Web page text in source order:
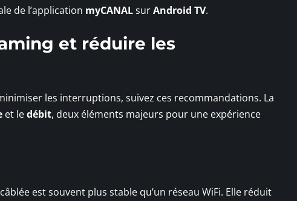
de l’application myCANALsurAndroid TV.
et réduire les
les interruptions, suivez ces recommandations. La
et ledébit, deux éléments majeurs pour une expérience
est souvent plus stable qu’un réseau WiFi. Elle réduit